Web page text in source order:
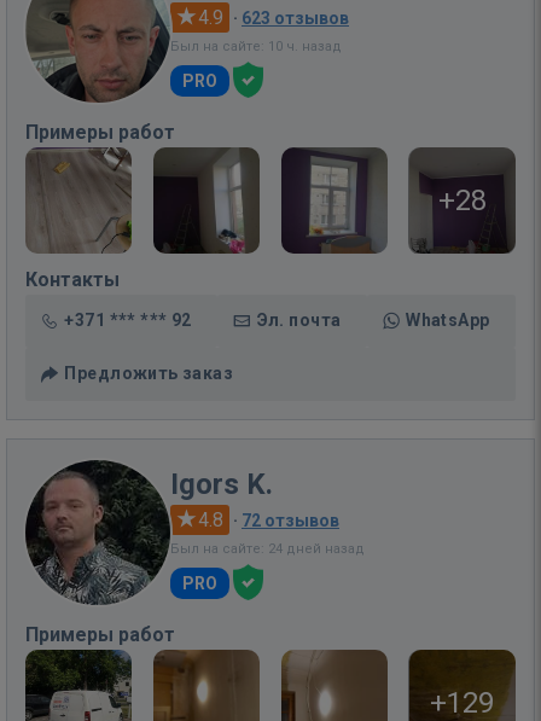
4.9 · 623 отзывов
Был на сайте: 10 ч. назад
PRO
Примеры работ
+28
Контакты
+371 *** *** 92 Эл. почта WhatsApp
Предложить заказ
Igors K.
4.8 · 72 отзывов
Был на сайте: 24 дней назад
PRO
Примеры работ
+129